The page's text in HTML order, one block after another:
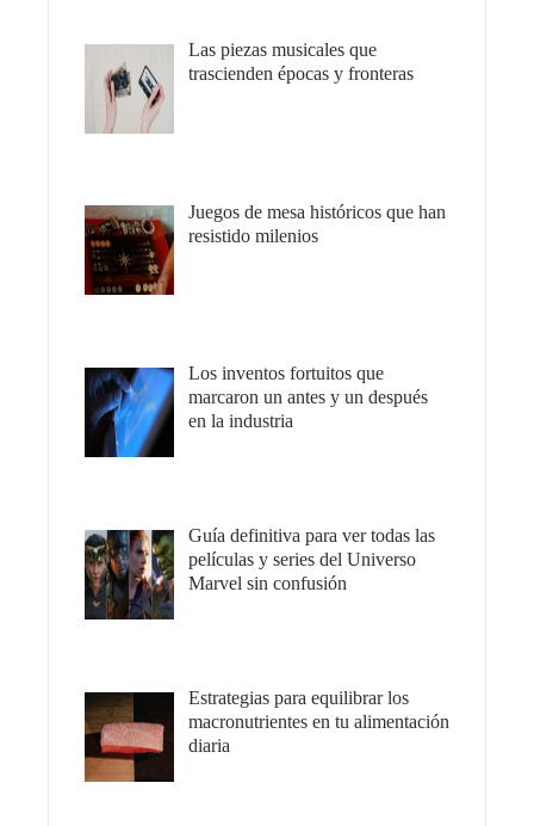
Las piezas musicales que
trascienden épocas y fronteras
Juegos de mesa históricos que han
resistido milenios
Los inventos fortuitos que
marcaron un antes y un después
en la industria
Guía definitiva para ver todas las
películas y series del Universo
Marvel sin confusión
Estrategias para equilibrar los
macronutrientes en tu alimentación
diaria